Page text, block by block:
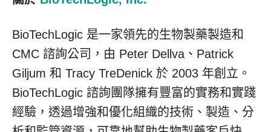
BioTechLogic 是一家領先的生物製藥製造和
CMC 諮詢公司，由 Peter Dellva、Patrick
Giljum 和 Tracy TreDenick 於 2003 年創立。
BioTechLogic 諮詢團隊擁有豐富的實務和實踐
經驗，透過增強和優化組織的技術、製造、分